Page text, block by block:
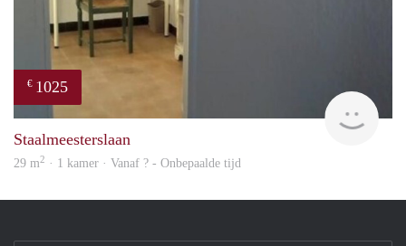
€ 1025
Staalmeesterslaan
29 m2 · 1 kamer · Vanaf ? - Onbepaalde tijd